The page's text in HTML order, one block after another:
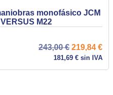
monofásico JCM
VERSUS M22
243,00€ 219,84 €
181,69 € sin IVA